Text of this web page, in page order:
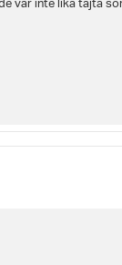
var inte lika tajta